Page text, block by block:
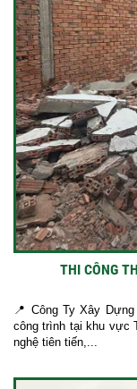
THI CÔNG
📍 Công Ty Xây
công trình tại khu vực
nghệ tiên tiến,...